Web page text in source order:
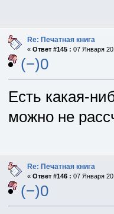
Re: Печатная книга
« Ответ #145 : 07 Января
(−)0
Есть какая-
можно не
Re: Печатная книга
« Ответ #146 : 07 Января
(−)0